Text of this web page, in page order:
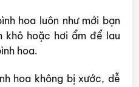
hoa luôn như mới bạn
khô hoặc hơi ẩm để lau
hoa.
hoa không bị xước, dễ